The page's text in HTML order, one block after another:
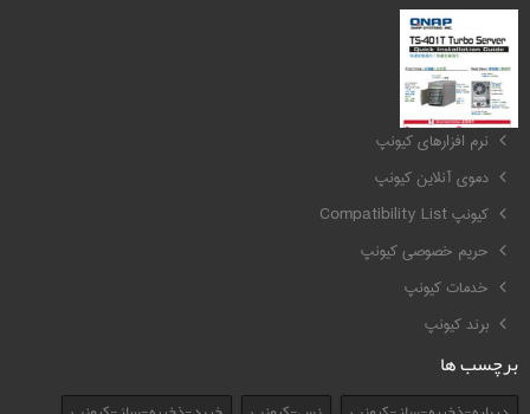
کیونپ QNAP
نرم افزارهای کیونپ
دموی آنلاین کیونپ
کیونپ Compatibility List
حریم خصوصی کیونپ
خدمات کیونپ
برند کیونپ
برچسب ها